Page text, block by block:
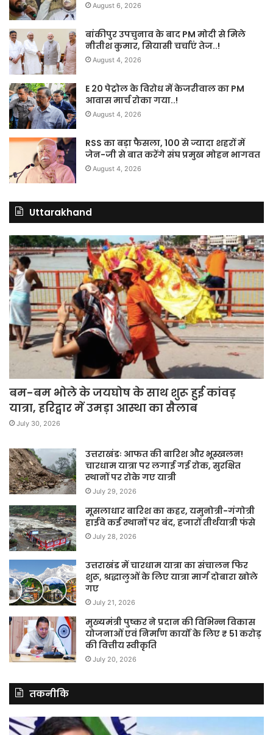
August 6, 2026
बांकीपुर उपचुनाव के बाद PM मोदी से मिले
नीतीश कुमार, सियासी चर्चाएं तेज..!
August 4, 2026
E 20 पेट्रोल के विरोध में केजरीवाल का PM
आवास मार्च रोका गया..!
August 4, 2026
RSS का बड़ा फैसला, 100 से ज्यादा शहरों में
जेन-जी से बात करेंगे संघ प्रमुख मोहन भागवत
August 4, 2026
Uttarakhand
बम-बम भोले के जयघोष के साथ शुरू हुई कांवड़
यात्रा, हरिद्वार में उमड़ा आस्था का सैलाब
July 30, 2026
उत्तराखंडः आफत की बारिश और भूस्खलन!
चारधाम यात्रा पर लगाई गई रोक, सुरक्षित
स्थानों पर रोके गए यात्री
July 29, 2026
मूसलाधार बारिश का कहर, यमुनोत्री-गंगोत्री
हाईवे कई स्थानों पर बंद, हजारों तीर्थयात्री फंसे
July 28, 2026
उत्तराखंड में चारधाम यात्रा का संचालन फिर
शुरू, श्रद्धालुओं के लिए यात्रा मार्ग दोबारा खोले
गए
July 21, 2026
मुख्यमंत्री पुष्कर ने प्रदान की विभिन्न विकास
योजनाओं एवं निर्माण कार्यों के लिए ₹ 51 करोड़
की वित्तीय स्वीकृति
July 20, 2026
तकनीकि